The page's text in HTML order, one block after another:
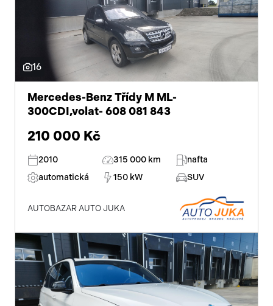
16
Mercedes-Benz Třídy M ML-
300CDI,volat- 608 081 843
210 000 Kč
2010 315 000 km
nafta
automatická
150 kW SUV
AUTOBAZAR AUTO JUKA